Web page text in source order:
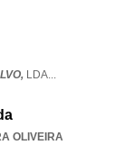
LDA...
OLIVEIRA